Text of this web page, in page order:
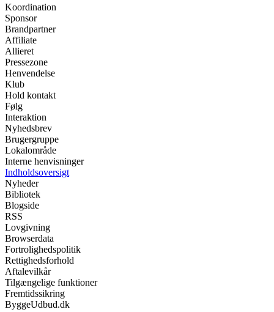
Koordination
Sponsor
Brandpartner
Affiliate
Allieret
Pressezone
Henvendelse
Klub
Hold kontakt
Følg
Interaktion
Nyhedsbrev
Brugergruppe
Lokalområde
Interne henvisninger
Indholdsoversigt
Nyheder
Bibliotek
Blogside
RSS
Lovgivning
Browserdata
Fortrolighedspolitik
Rettighedsforhold
Aftalevilkår
Tilgængelige funktioner
Fremtidssikring
ByggeUdbud.dk